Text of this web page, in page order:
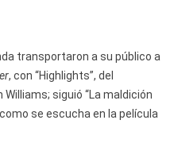
transportaron a su público a
, con “Highlights”, del
siguió “La maldición
se escucha en la película